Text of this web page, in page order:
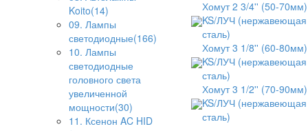
Koito(14)
09. Лампы
светодиодные(166)
10. Лампы
светодиодные
головного света
увеличенной
мощности(30)
11. Ксенон AC HID
Хомут 2 3/4'' (50-70мм)
KS/ЛУЧ (нержавеющая
сталь)
Хомут 3 1/8'' (60-80мм)
KS/ЛУЧ (нержавеющая
сталь)
Хомут 3 1/2'' (70-90мм)
KS/ЛУЧ (нержавеющая
сталь)